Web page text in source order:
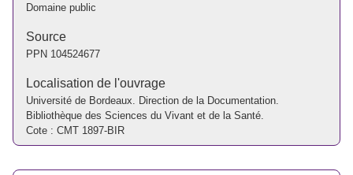
Domaine public
Source
PPN 104524677
Localisation de l'ouvrage
Université de Bordeaux. Direction de la Documentation.
Bibliothèque des Sciences du Vivant et de la Santé.
Cote : CMT 1897-BIR